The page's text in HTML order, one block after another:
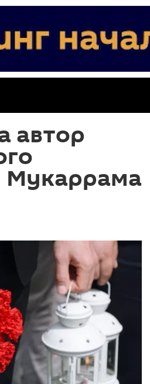
автор
Мукаррама